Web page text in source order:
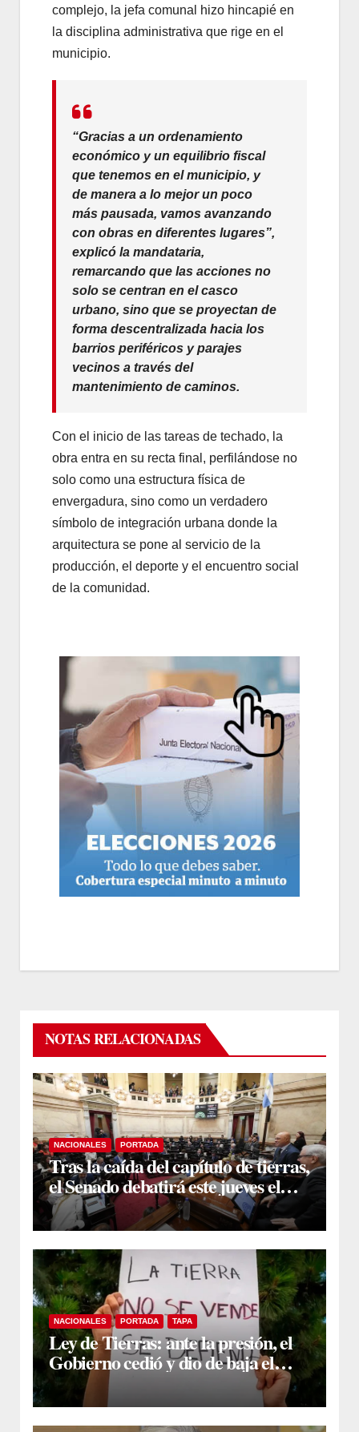
complejo, la jefa comunal hizo hincapié en
la disciplina administrativa que rige en el
municipio.
“Gracias a un ordenamiento
económico y un equilibrio fiscal
que tenemos en el municipio, y
de manera a lo mejor un poco
más pausada, vamos avanzando
con obras en diferentes lugares”,
explicó la mandataria,
remarcando que las acciones no
solo se centran en el casco
urbano, sino que se proyectan de
forma descentralizada hacia los
barrios periféricos y parajes
vecinos a través del
mantenimiento de caminos.
Con el inicio de las tareas de techado, la
obra entra en su recta final, perfilándose no
solo como una estructura física de
envergadura, sino como un verdadero
símbolo de integración urbana donde la
arquitectura se pone al servicio de la
producción, el deporte y el encuentro social
de la comunidad.
NOTAS RELACIONADAS
NACIONALES PORTADA
Tras la caída del capítulo de tierras,
el Senado debatirá este jueves el
proyecto sobre propiedad privada
NACIONALES PORTADA TAPA
Ley de Tierras: ante la presión, el
Gobierno cedió y dio de baja el
capítulo de la polémica